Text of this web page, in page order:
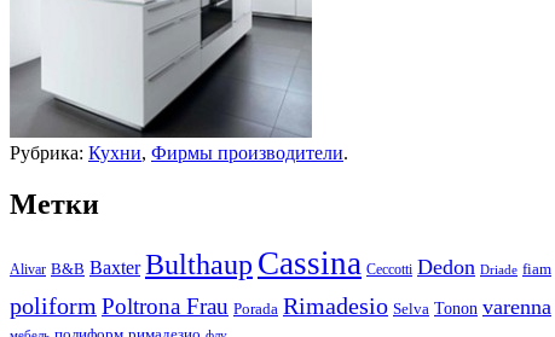
Рубрика: Кухни, Фирмы производители.
Метки
Alivar B&B Baxter Bulthaup Cassina Ceccotti Dedon Driade fiam
poliform Poltrona Frau Porada Rimadesio Selva Tonon varenna